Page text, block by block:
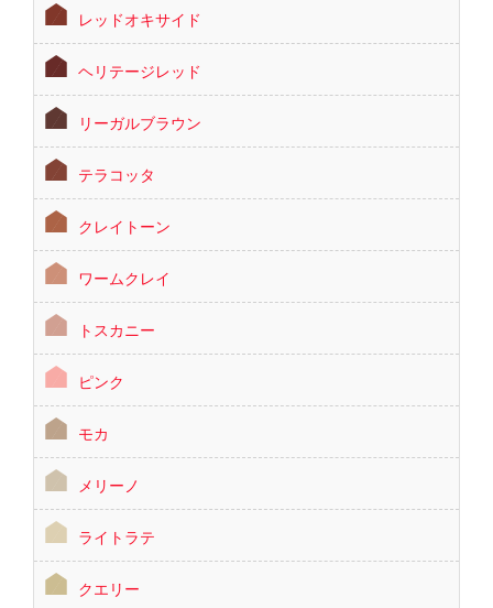
レッドオキサイド
ヘリテージレッド
リーガルブラウン
テラコッタ
クレイトーン
ワームクレイ
トスカニー
ピンク
モカ
メリーノ
ライトラテ
クエリー